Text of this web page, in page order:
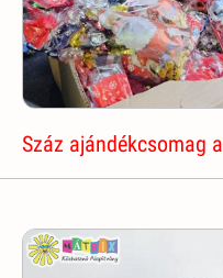
Száz ajándékcsomag